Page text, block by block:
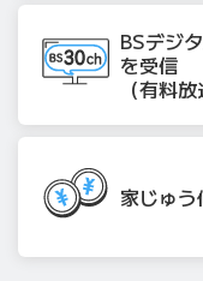
BSデジ
を受信
（有料
家じゅ